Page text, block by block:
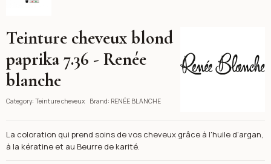
Teinture cheveux blond
paprika 7.36 - Renée
blanche
Category: Teinture cheveux Brand: RENÉE BLANCHE
La coloration qui prend soins de vos cheveux grâce à l'huile d'argan,
à la kératine et au Beurre de karité.